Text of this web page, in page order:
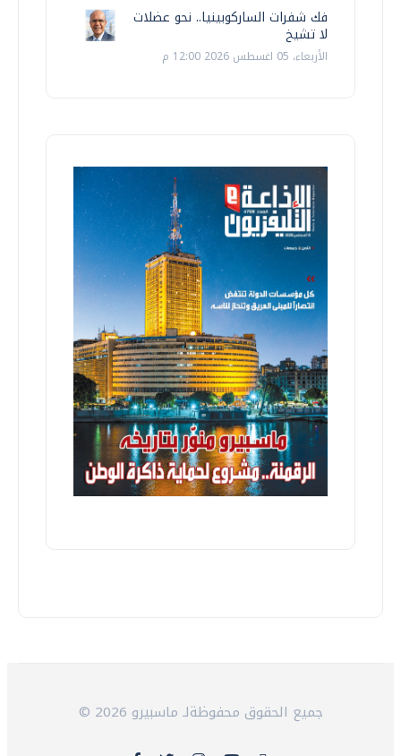
فك شفرات الساركوبينيا.. نحو عضلات
لا تشيخ
الأربعاء، 05 اغسطس 2026 12:00 م
© 2026 جميع الحقوق محفوظةلـ ماسبيرو